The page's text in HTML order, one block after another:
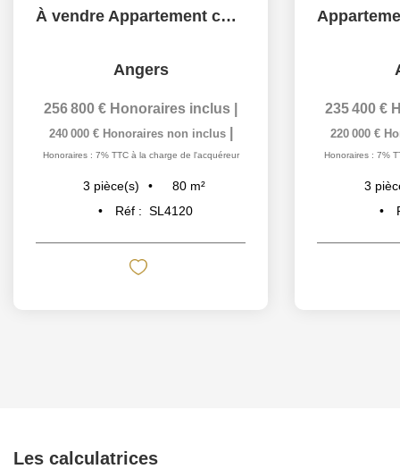
À vendre Appartement coup de coeur dans le quartier prisé...
Angers
256 800 € Honoraires inclus
240 000 € Honoraires non inclus
Honoraires : 7% TTC à la charge de l'acquéreur
3 pièce(s) 80 m²
Réf : SL4120
235 400 €
220 000 €
Honoraires : 7%
3
Les calculatrices